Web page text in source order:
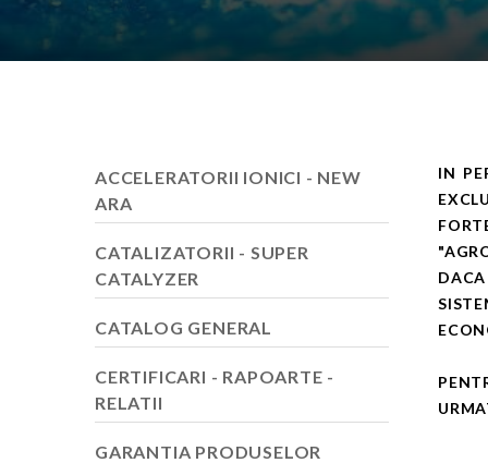
IN
ACCELERATORII IONICI - NEW
ARA
CATALIZATORII - SUPER
CATALYZER
CATALOG GENERAL
CERTIFICARI - RAPOARTE -
RELATII
GARANTIA PRODUSELOR